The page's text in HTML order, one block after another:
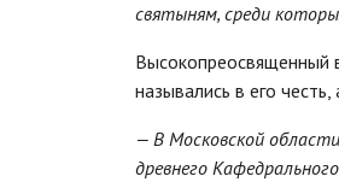
святыням, среди
Высокопреосвященный
назывались в его
— В Московской
древнего